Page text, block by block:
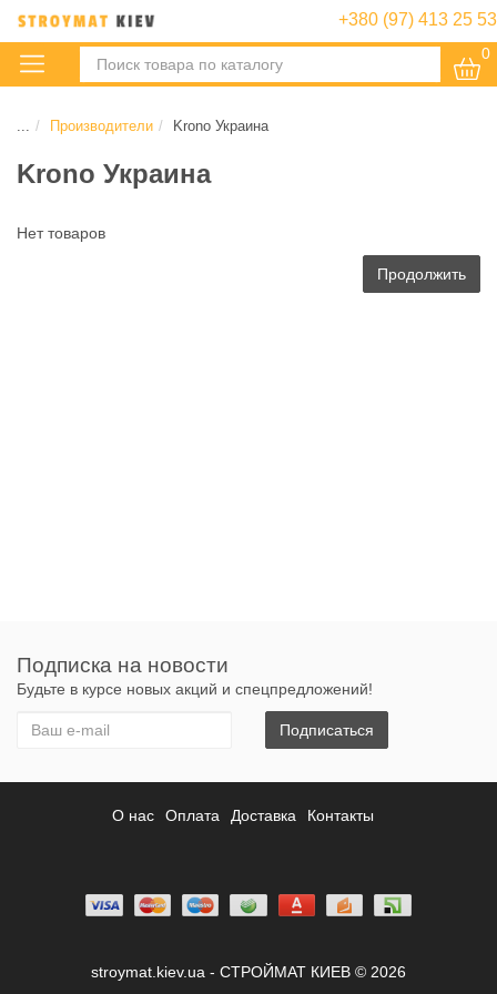
+380 (97) 413 25 53
0
Производители Krono Украина
Krono Украина
Нет товаров
Продолжить
Подписка на новости
Будьте в курсе новых акций и спецпредложений!
Подписаться
О нас Оплата Доставка Контакты
stroymat.kiev.ua - СТРОЙМАТ КИЕВ © 2026